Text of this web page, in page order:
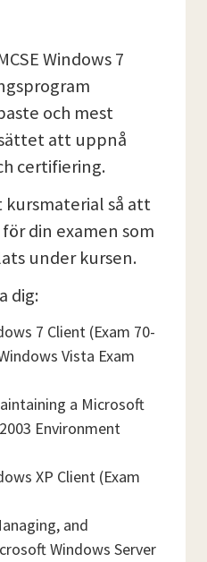
Windows 7
och mest
att uppnå
certifiering.
kursmaterial så att
din examen som
under kursen.
dig:
7 Client (Exam 70-
Vista Exam
a Microsoft
Environment
XP Client (Exam
and
Windows Server